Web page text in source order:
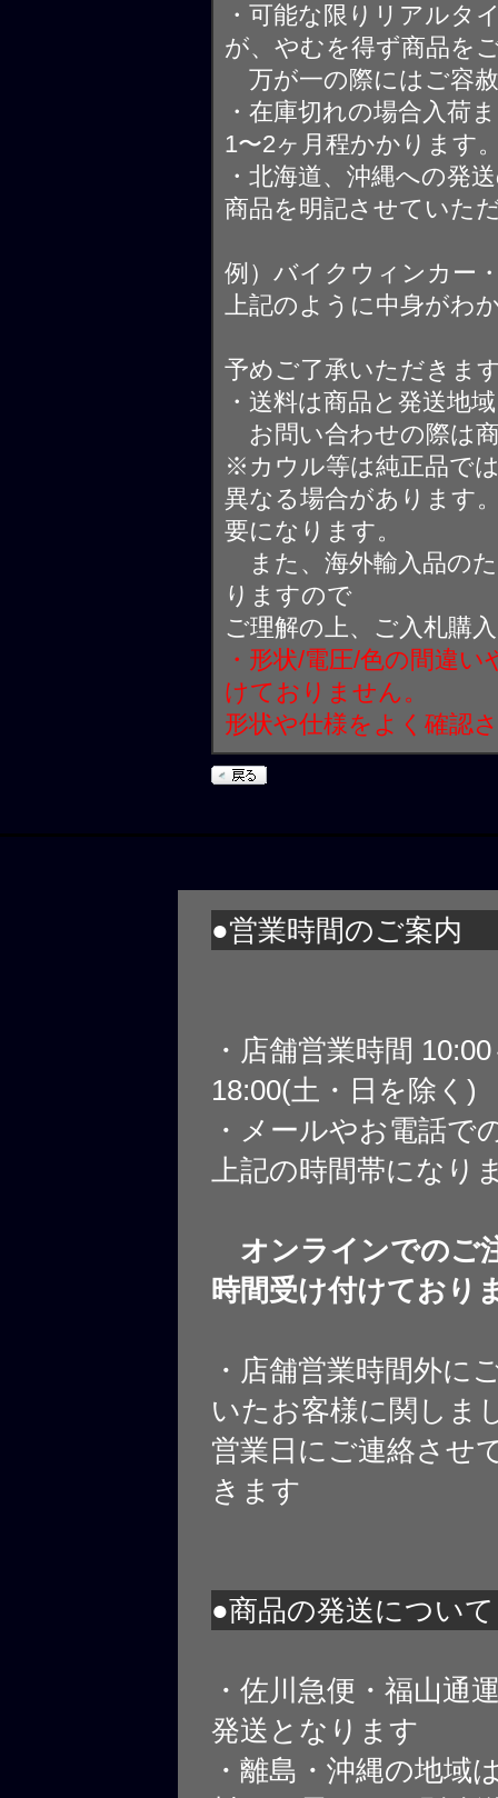
・可能な限りリアルタ
が、やむを得ず商品を
万が一の際にはご容
・在庫切れの場合入荷
1〜2ヶ月程かかります
・北海道、沖縄への発
商品を明記させていた
例）バイクウィンカー
上記のように中身がわ
予めご了承いただきま
・送料は商品と発送地
お問い合わせの際は
※カウル等は純正品で
異なる場合があります
要になります。
また、海外輸入品の
りますので
ご理解の上、ご入札購
・形状/電圧/色の間違
けておりません。
形状や仕様をよく確認
●営業時間のご案内
・店舗営業時間
18:00(土・日を除く)
・メールやお電話で
上記の時間帯になり
オンラインでのご
時間受け付けており
・店舗営業時間外に
いたお客様に関しま
営業日にご連絡させ
きます
●商品の発送について
・佐川急便・福山通
発送となります
・離島・沖縄の地域